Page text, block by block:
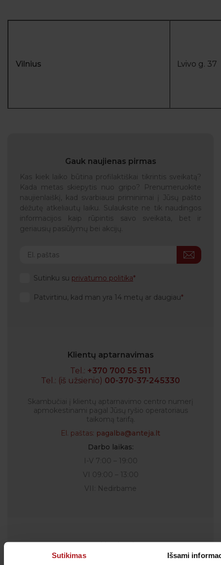
Sutikimas Išsami
Vilnius Lvivo g. 37
Gauk naujienas pirmas
Kas kiek laiko būtina profilaktiškai tikrintis sveikatą?
Kada metas skiepytis nuo gripo? Prenumeruokite
naujienlaiškį, kad svarbiausi priminimai į Jūsų pašto
dėžutę atkeliautų laiku. Sulauksite ne tik naudingos
informacijos kaip rūpintis savo sveikata, bet ir
geriausių pasiūlymų bei akcijų.
Sutinku su privatumo politika
Patvirtinu, kad man yra 14 metų ar daugiau
Klientų aptarnavimas
Tel.: +370 700 55 511
Tel.: (iš užsienio) 00-370-37-245330
Skambučiai į klientų aptarnavimo centro numerį
apmokestinami pagal Jūsų ryšio operatoriaus
taikomą tarifą.
El. paštas: pagalba@anteja.lt
Darbo laikas:
I-V 7:00 – 19:00
VI 09:00 – 13:00
VII: Nedirbame
Atsiliepimai